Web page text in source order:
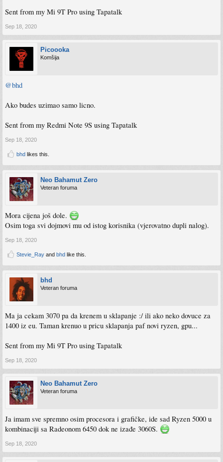
Sent from my Mi 9T Pro using Tapatalk
Sep 18, 2020
Picoooka
Komšija
@bhd
Ako budes uzimao samo licno.
Sent from my Redmi Note 9S using Tapatalk
Sep 18, 2020
bhd likes this.
Neo Bahamut Zero
Veteran foruma
Mora cijena još dole.
Osim toga svi dojmovi mu od istog korisnika (vjerovatno dupli nalog).
Sep 18, 2020
Stevie_Ray and bhd like this.
bhd
Veteran foruma
Ma ja cekam 3070 pa da krenem u sklapanje :/ ili ako neko dovuce za
1400 iz eu. Taman krenuo u pricu sklapanja paf novi ryzen, gpu...
Sent from my Mi 9T Pro using Tapatalk
Sep 18, 2020
Neo Bahamut Zero
Veteran foruma
Ja imam sve spremno osim procesora i grafičke, ide sad Ryzen 5000 u
kombinaciji sa Radeonom 6450 dok ne izađe 3060S.
Sep 18, 2020